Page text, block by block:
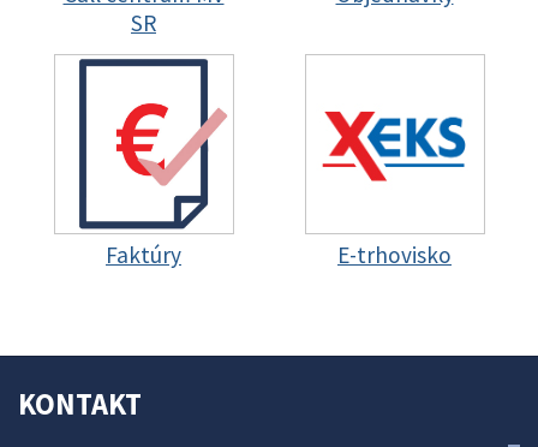
SR
Faktúry E-trhovisko
KONTAKT